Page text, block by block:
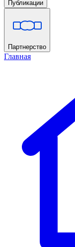
Публикации
Главная
Партнерство
Главная